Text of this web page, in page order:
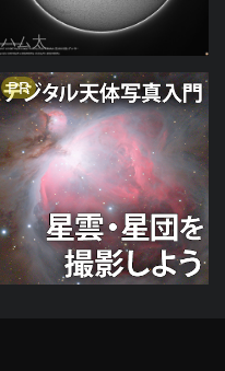
ハム太
PR